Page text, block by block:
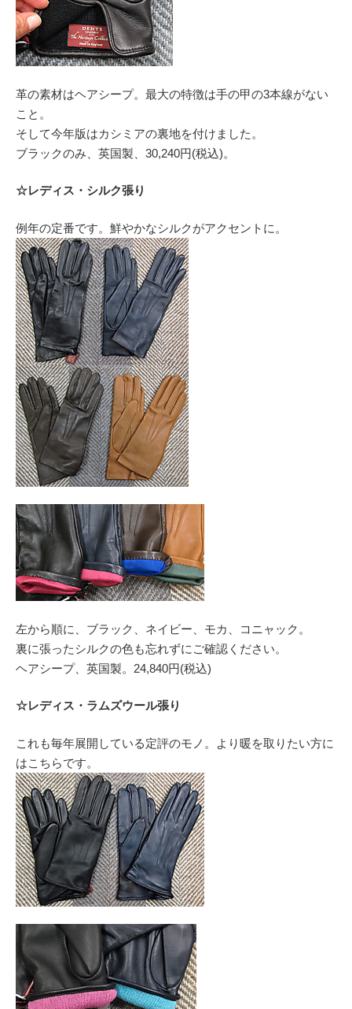
革の素材はヘアシープ。最大の特徴は手の甲の3本線がない
こと。
そして今年版はカシミアの裏地を付けました。
ブラックのみ、英国製、30,240円(税込)。
☆レディス・シルク張り
例年の定番です。鮮やかなシルクがアクセントに。
左から順に、ブラック、ネイビー、モカ、コニャック。
裏に張ったシルクの色も忘れずにご確認ください。
ヘアシープ、英国製。24,840円(税込)
☆レディス・ラムズウール張り
これも毎年展開している定評のモノ。より暖を取りたい方に
はこちらです。